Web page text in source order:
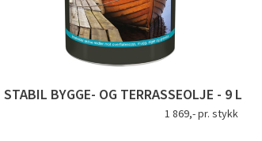
STABIL BYGGE- OG TERRASSEOLJE - 9 L
1 869,- pr. stykk